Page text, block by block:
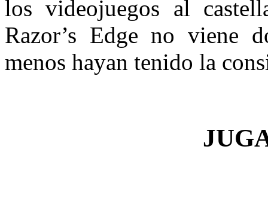
los videojuegos al
Razor’s Edge no viene
menos hayan tenido la